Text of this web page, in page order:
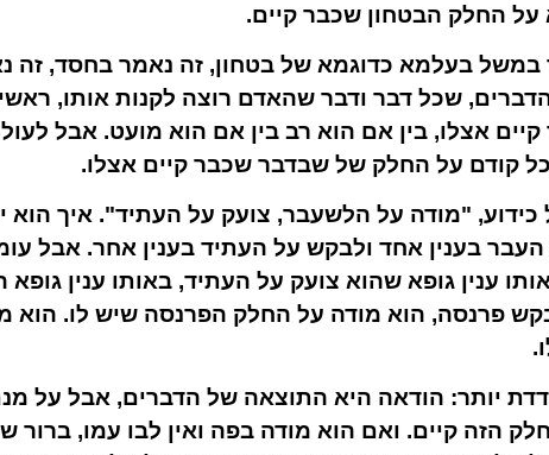
החלק הבטחון שכבר קיים.
בעלמא כדוגמא של בטחון, זה נאמר בחסד, זה
שכל דבר ודבר שהאדם רוצה לקנות אותו,
אצלו, בין אם הוא רב בין אם הוא מועט. אבל
קודם על החלק של שבדבר שכבר קיים אצלו.
כידוע, "מודה על הלשעבר, צועק על העתיד". איך הוא
העבר בענין אחד ולבקש על העתיד בענין אחר. אבל
ענין גופא שהוא צועק על העתיד, באותו ענין
פרנסה, הוא מודה על החלק הפרנסה שיש לו. הוא
יותר: הודאה היא התוצאה של הדברים, אבל על
הזה קיים. ואם הוא מודה בפה ואין לבו עמו, ברור